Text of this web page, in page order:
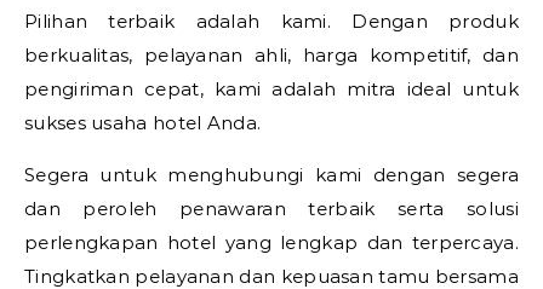
Pilihan terbaik adalah kami. Dengan produk
berkualitas, pelayanan ahli, harga kompetitif, dan
pengiriman cepat, kami adalah mitra ideal untuk
sukses usaha hotel Anda.
Segera untuk menghubungi kami dengan segera
dan peroleh penawaran terbaik serta solusi
perlengkapan hotel yang lengkap dan terpercaya.
Tingkatkan pelayanan dan kepuasan tamu bersama